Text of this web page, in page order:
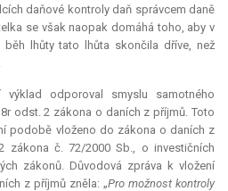
daňové kontroly daň správcem daně
se však naopak domáhá toho, aby v
běh lhůty tato lhůta skončila dříve, než
odporoval smyslu samotného
odst. 2 zákona o daních z příjmů. Toto
podobě vloženo do zákona o daních z
zákona č. 72/2000 Sb., o investičních
zákonů. Důvodová zpráva k vložení
z příjmů zněla: „Pro možnost kontroly